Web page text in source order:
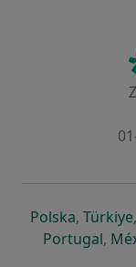
Polskase
, Türkiye,
Portugalse
,